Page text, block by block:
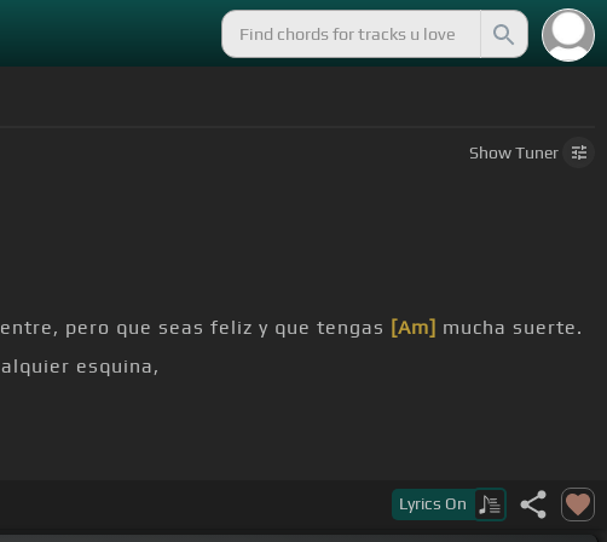
ShowTuner
pero que seas feliz y que tengas [Am] mucha suerte.
esquina,
años viejos,
Lyrics On